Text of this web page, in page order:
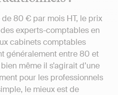
80 € par mois HT, le prix
experts-comptables en
cabinets comptables
généralement entre 80 et
même il s’agirait d’une
pour les professionnels
le mieux est de